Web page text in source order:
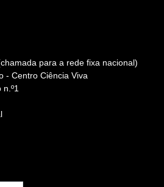
para a rede fixa nacional)
- Centro Ciência Viva